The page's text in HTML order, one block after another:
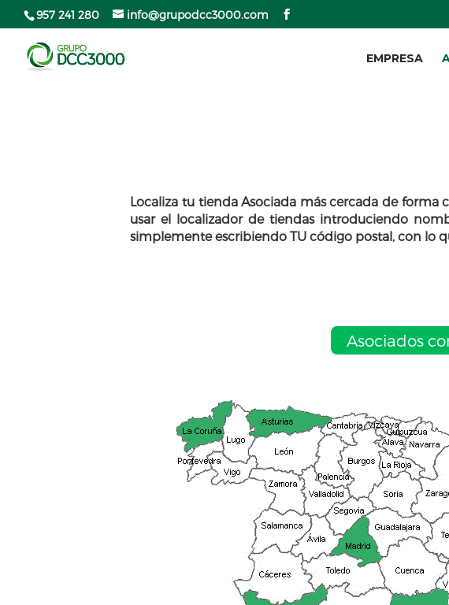
957 241 280 info@grupodcc3000.com
EMPRESA
Localiza tu tienda Asociada más cercada de forma
usar el localizador de tiendas introduciendo
simplemente escribiendo TU código postal, con lo
Asociados